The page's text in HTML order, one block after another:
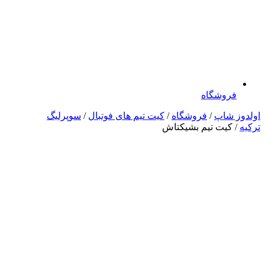
فروشگاه
اولدوز شاپ / فروشگاه / کیت تیم های فوتبال / سوپرلیگ
ترکیه / کیت تیم بشیکتاش